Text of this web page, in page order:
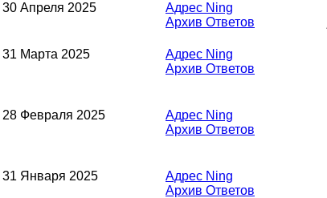
30 Апреля 2025
Адрес Ning
Архив Ответов
31 Марта 2025
Адрес Ning
Архив Ответов
28 Февраля 2025
Адрес Ning
Архив Ответов
31 Января 2025
Адрес Ning
Архив Ответов